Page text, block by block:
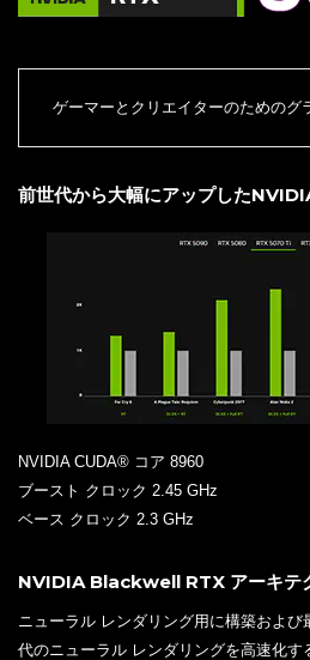
ゲーマーとクリエイターのためのグ
前世代から大幅にアップした
NVIDIA CUDA® コア 8960
ブースト クロック 2.45 GHz
ベース クロック 2.3 GHz
NVIDIA Blackwell RTX アーキテ
ニューラル レンダリング用に構築およ
代のニューラル レンダリングを高速化す